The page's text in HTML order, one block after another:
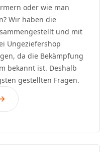
oder wie man
Wir haben die
und mit
Ungeziefershop
da die Bekämpfung
bekannt ist. Deshalb
gestellten Fragen.